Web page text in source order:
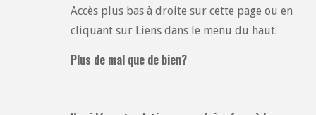
Accès plus bas à droite sur cette page ou en
cliquant sur Liens dans le menu du haut.
Plus de mal que de bien?